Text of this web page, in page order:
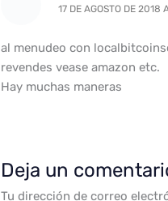
17 DE AGOSTO DE 2018
al menudeo con
revendes vease amazon etc.
Hay muchas maneras
Deja un
Tu dirección de correo